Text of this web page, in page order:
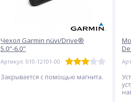
Чехол Garmin nüvi/Drive®
5.0"-6.0"
Артикул: 010-12101-00
Закрывается с помощью магнита.